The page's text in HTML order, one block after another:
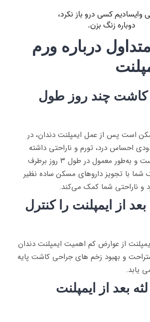
درباره ورم
کاشت چند روز طول
است پس از عمل ایمپلنت دندان، در
احساس درد، تورم و ناراحتی داشته
باشند که طبیعی است و به‌طور معمول در طول ۳ روز برطرف
شما با تجویز داروهای مسکن ساده نظیر
و ناراحتی شما کمک می‌کند.
از ایمپلنت را کنترل
از عوارض کم اهمیت ایمپلنت دندان
و بهبود زخم های جراحی کاشت پایه
یابد.
بعد از ایمپلنت